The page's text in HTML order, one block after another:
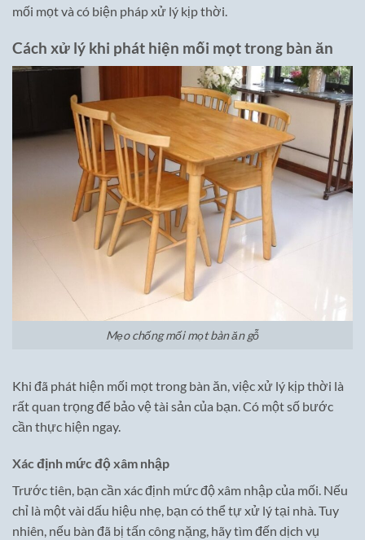
mối mọt và có biện pháp xử lý kịp thời.
Cách xử lý khi phát hiện mối mọt trong bàn ăn
Mẹo chống mối mọt bàn ăn gỗ
Khi đã phát hiện mối mọt trong bàn ăn, việc xử lý kịp thời là
rất quan trọng để bảo vệ tài sản của bạn. Có một số bước
cần thực hiện ngay.
Xác định mức độ xâm nhập
Trước tiên, bạn cần xác định mức độ xâm nhập của mối. Nếu
chỉ là một vài dấu hiệu nhẹ, bạn có thể tự xử lý tại nhà. Tuy
nhiên, nếu bàn đã bị tấn công nặng, hãy tìm đến dịch vụ